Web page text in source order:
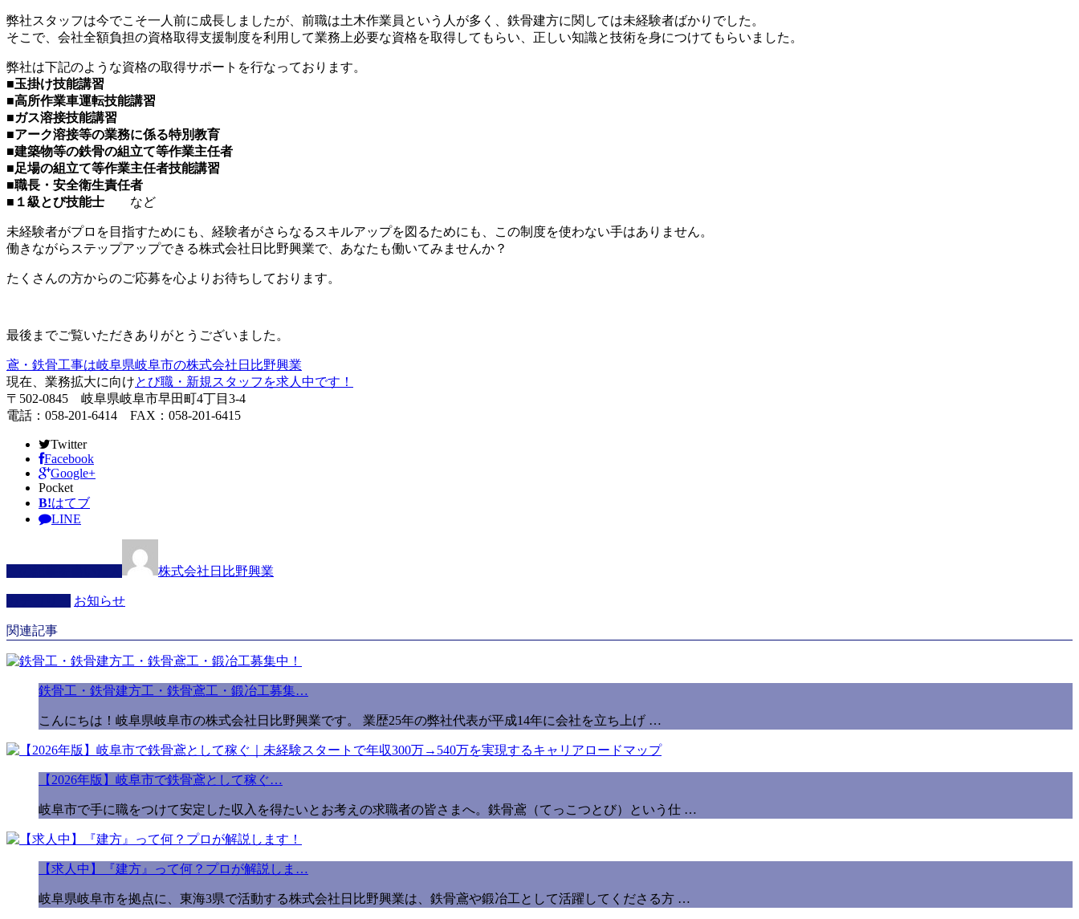
弊社スタッフは今でこそ一人前に成長しましたが、前職は土木作業員という人が多く、鉄骨建方に関しては未経験者ばかりでした。
そこで、会社全額負担の資格取得支援制度を利用して業務上必要な資格を取得してもらい、正しい知識と技術を身につけてもらいました。
弊社は下記のような資格の取得サポートを行なっております。
■玉掛け技能講習
■高所作業車運転技能講習
■ガス溶接技能講習
■アーク溶接等の業務に係る特別教育
■建築物等の鉄骨の組立て等作業主任者
■足場の組立て等作業主任者技能講習
■職長・安全衛生責任者
■１級とび技能士 など
未経験者がプロを目指すためにも、経験者がさらなるスキルアップを図るためにも、この制度を使わない手はありません。
働きながらステップアップできる株式会社日比野興業で、あなたも働いてみませんか？
たくさんの方からのご応募を心よりお待ちしております。
最後までご覧いただきありがとうございました。
鳶・鉄骨工事は岐阜県岐阜市の株式会社日比野興業
現在、業務拡大に向けとび職・新規スタッフを求人中です！
〒502-0845 岐阜県岐阜市早田町4丁目3-4
電話：058-201-6414 FAX：058-201-6415
Twitter
Facebook
Google+
Pocket
B!はてブ
LINE
株式会社日比野興業
お知らせ
関連記事
鉄骨工・鉄骨建方工・鉄骨鳶工・鍛冶工募集…
こんにちは！岐阜県岐阜市の株式会社日比野興業です。 業歴25年の弊社代表が平成14年に会社を立ち上げ …
【2026年版】岐阜市で鉄骨鳶として稼ぐ…
岐阜市で手に職をつけて安定した収入を得たいとお考えの求職者の皆さまへ。鉄骨鳶（てっこつとび）という仕 …
【求人中】『建方』って何？プロが解説しま…
岐阜県岐阜市を拠点に、東海3県で活動する株式会社日比野興業は、鉄骨鳶や鍛冶工として活躍してくださる方 …